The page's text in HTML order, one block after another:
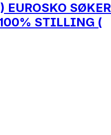
SØKER
STILLING (